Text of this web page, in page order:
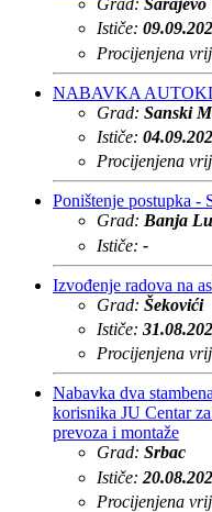
Grad: Sarajevo
Ističe:
Procijenjena
NABAVKA
Grad: Sanski
Ističe:
Procijenjena
Poništenje postupka -
Grad: Banja
Ističe: -
Izvođenje radova na
Grad: Šekovići
Ističe:
Procijenjena
Nabavka dva
korisnika JU Centar
prevoza i montaže
Grad: Srbac
Ističe:
Procijenjena